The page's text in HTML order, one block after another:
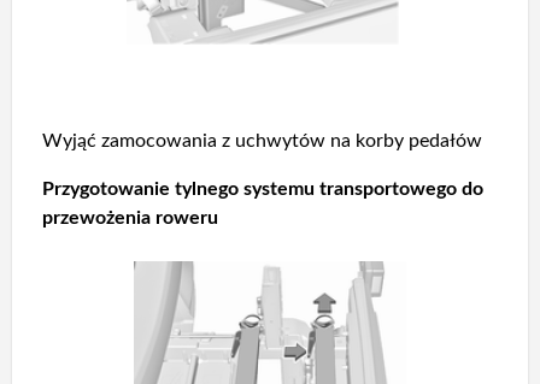
Wyjąć zamocowania z uchwytów na korby pedałów
Przygotowanie tylnego systemu transportowego do
przewożenia roweru